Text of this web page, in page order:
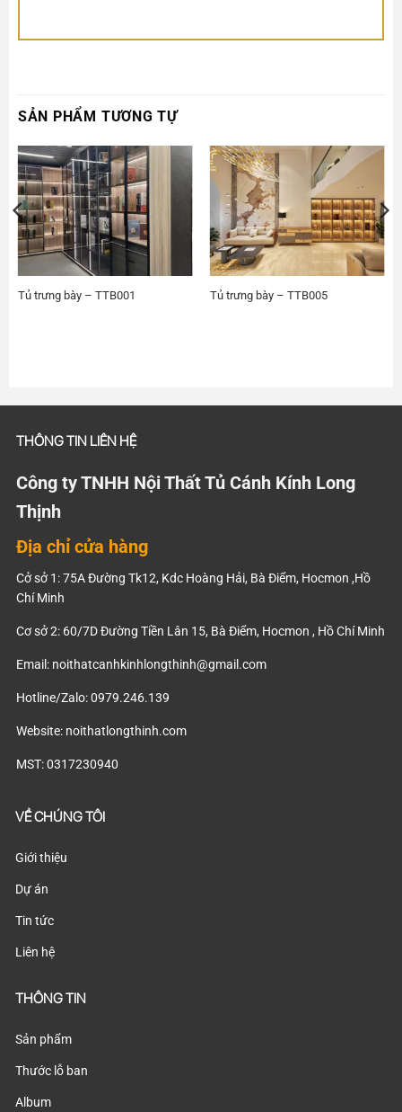
SẢN PHẨM TƯƠNG TỰ
Tủ trưng bày – TTB001 Tủ trưng bày – TTB005
THÔNG TIN LIÊN HỆ
Công ty TNHH Nội Thất Tủ Cánh Kính Long
Thịnh
Địa chỉ cửa hàng
Cở sở 1: 75A Đường Tk12, Kdc Hoàng Hải, Bà Điểm, Hocmon ,Hồ
Chí Minh
Cơ sở 2: 60/7D Đường Tiền Lân 15, Bà Điểm, Hocmon , Hồ Chí Minh
Email: noithatcanhkinhlongthinh@gmail.com
Hotline/Zalo: 0979.246.139
Website: noithatlongthinh.com
MST: 0317230940
VỀ CHÚNG TÔI
Giới thiệu
Dự án
Tin tức
Liên hệ
THÔNG TIN
Sản phẩm
Thước lỗ ban
Album